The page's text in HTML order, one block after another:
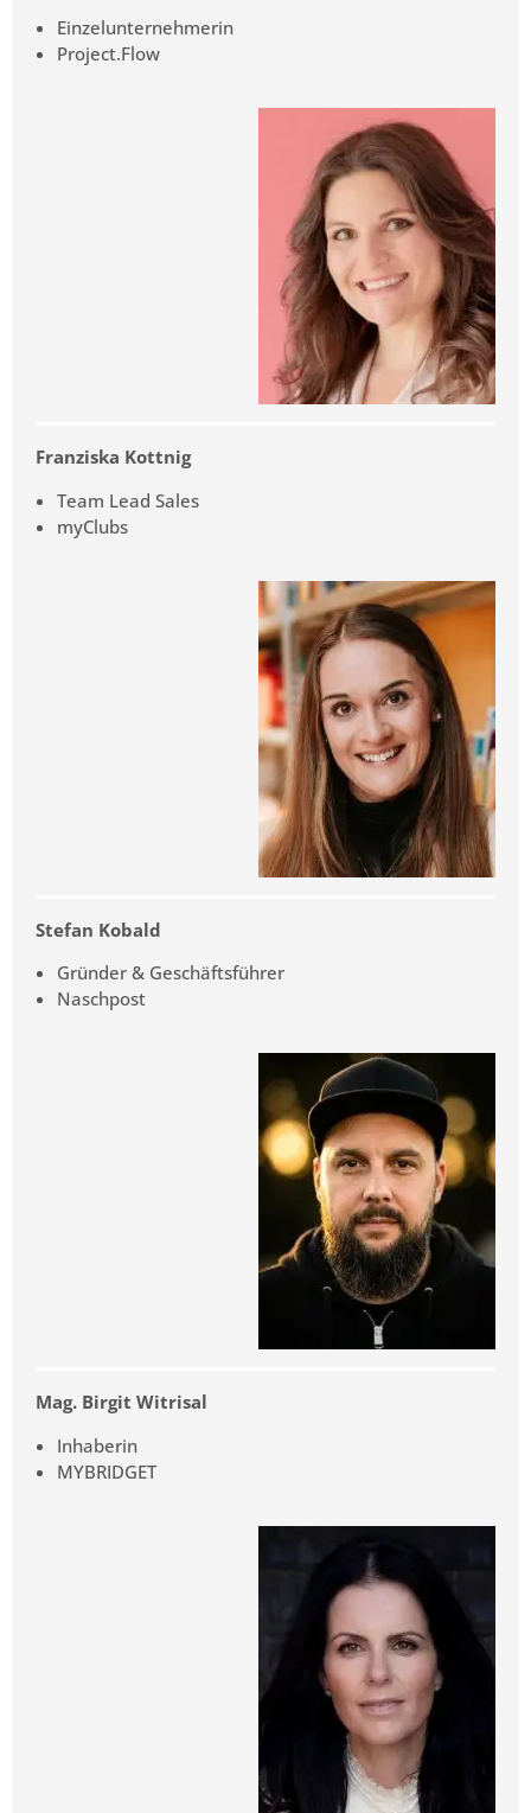
Einzelunternehmerin
Project.Flow
Franziska Kottnig
Team Lead Sales
myClubs
Stefan Kobald
Gründer & Geschäftsführer
Naschpost
Mag. Birgit Witrisal
Inhaberin
MYBRIDGET